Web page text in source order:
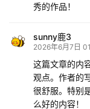
秀的作品！
sunny鹿3
2026年6月7日
这篇文章的内
观点。作者的
很舒服。特别
么好的内容！